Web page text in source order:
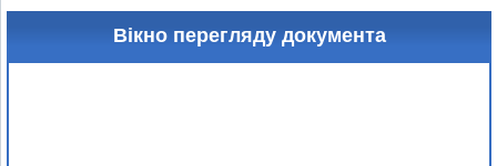
Вікно перегляду документа